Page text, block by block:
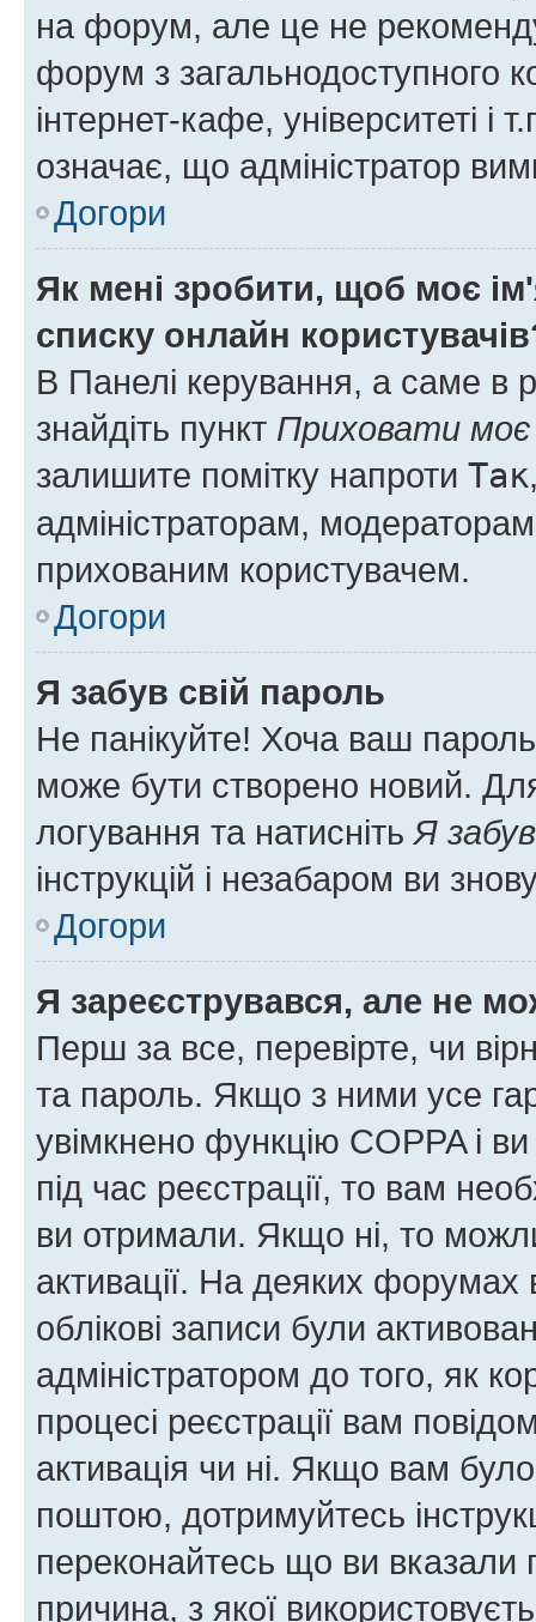
на форум, але це не
форум з загальнодоступного
інтернет-кафе, університеті і
означає, що адміністратор
Догори
Як мені зробити, щоб моє
списку онлайн
В Панелі керування, а саме в
знайдіть пункт Приховати моє
залишите помітку напроти Так
адміністраторам,
прихованим користувачем.
Догори
Я забув свій пароль
Не панікуйте! Хоча ваш
може бути створено новий.
логування та натисніть Я
інструкцій і незабаром ви
Догори
Я зареєструвався, але не
Перш за все, перевірте, чи
та пароль. Якщо з ними усе
увімкнено функцію COPPA і
під час реєстрації, то вам
ви отримали. Якщо ні, то
активації. На деяких форумах
облікові записи були
адміністратором до того, як
процесі реєстрації вам
активація чи ні. Якщо вам
поштою, дотримуйтесь
переконайтесь що ви
причина, з якої